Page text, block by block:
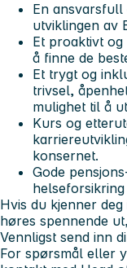
En
utviklingen av
Et proaktivt
å finne de
Et trygt og
trivsel,
mulighet til å
Kurs og
konsernet.
Gode
helseforsikring
Hvis du kjenner
høres spennende
Vennligst send inn
For spørsmål eller